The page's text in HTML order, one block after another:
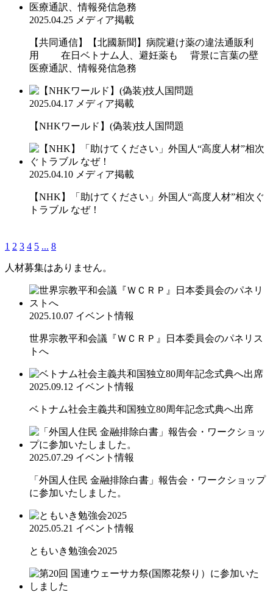
2025.04.25 メディア掲載
【共同通信】【北國新聞】病院避け薬の違法通販利
用 在日ベトナム人、避妊薬も 背景に言葉の壁
医療通訳、情報発信急務
2025.04.17 メディア掲載
【NHKワールド】(偽装)技人国問題
2025.04.10 メディア掲載
【NHK】「助けてください」外国人“高度人材”相次ぐ
トラブル なぜ！
1 2 3 4 5 ... 8
人材募集はありません。
2025.10.07 イベント情報
世界宗教平和会議『ＷＣＲＰ』日本委員会のパネリス
トへ
2025.09.12 イベント情報
ベトナム社会主義共和国独立80周年記念式典へ出席
2025.07.29 イベント情報
「外国人住民 金融排除白書」報告会・ワークショップ
に参加いたしました。
2025.05.21 イベント情報
ともいき勉強会2025